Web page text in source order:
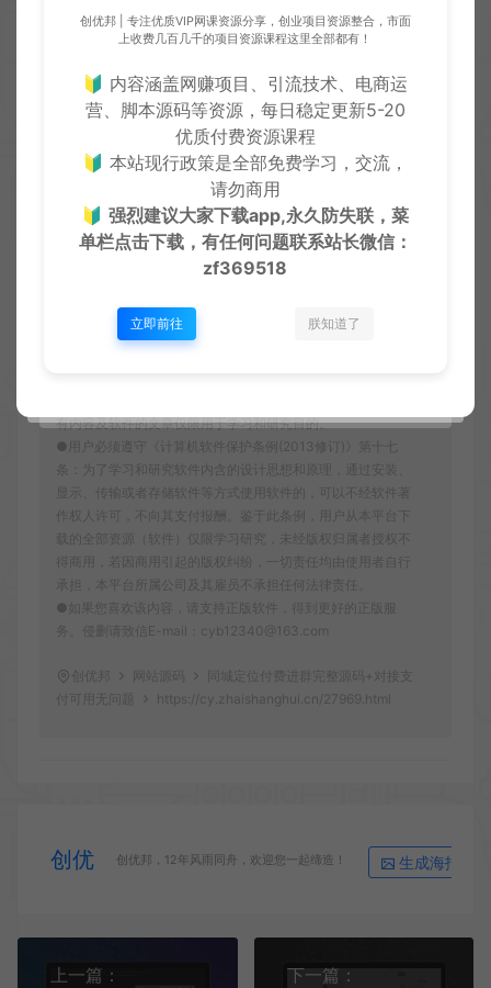
立即下载 升级会员
收藏 (0) 打赏 点赞 (0)
费，不代表资源自身价值也不包含任何服务。任何个人或组
织，在未征得本站同意时，禁止复制、盗用、采集、发布本站
内容到任何各类媒体平台。
有内容及软件的文章仅限用于学习和研究目的。
●用户必须遵守《计算机软件保护条例(2013修订)》第十七
条：为了学习和研究软件内含的设计思想和原理，通过安装、
显示、传输或者存储软件等方式使用软件的，可以不经软件著
作权人许可，不向其支付报酬。鉴于此条例，用户从本平台下
载的全部资源（软件）仅限学习研究，未经版权归属者授权不
得商用，若因商用引起的版权纠纷，一切责任均由使用者自行
承担，本平台所属公司及其雇员不承担任何法律责任。
●如果您喜欢该内容，请支持正版软件，得到更好的正版服
务。侵删请致信E-mail：cyb12340@163.com
创优邦 网站源码
同城定位付费进群完整源码+对接支
付可用无问题
https://cy.zhaishanghui.cn/27969.html
创优 创优邦，12年风雨同舟，欢迎您一起缔造！ 生成海报
上一篇：
下一篇：
创优邦 | 专注优质VIP网课资源分享，创业项目资源整合，市面
上收费几百几千的项目资源课程这里全部都有！
🔰 内容涵盖网赚项目、引流技术、电商运
营、脚本源码等资源，每日稳定更新5-20
优质付费资源课程
🔰 本站现行政策是全部免费学习，交流，
请勿商用
🔰强烈建议大家下载app,永久防失联，菜
单栏点击下载，有任何问题联系站长微信：
zf369518
立即前往 朕知道了